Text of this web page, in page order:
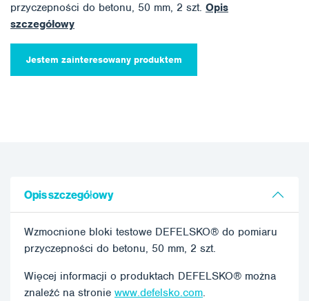
przyczepności do betonu, 50 mm, 2 szt. Opis
szczegółowy
Jestem zainteresowany produktem
Opis szczegółowy
Wzmocnione bloki testowe DEFELSKO® do pomiaru
przyczepności do betonu, 50 mm, 2 szt.
Więcej informacji o produktach DEFELSKO® można
znaleźć na stronie www.defelsko.com.